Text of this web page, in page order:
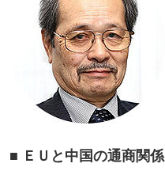
■ ＥＵと中国の通商関係